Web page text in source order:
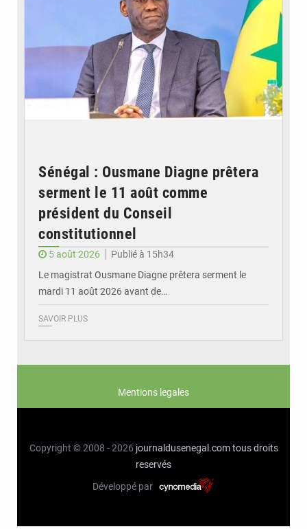
Sénégal : Ousmane Diagne prêtera
serment le 11 août comme
président du Conseil
constitutionnel
5 août 2026
Publié à 15h34
Le magistrat Ousmane Diagne prêtera serment le
mardi 11 août 2026 avant de…
SAVOIR PLUS
Mentions legales
Copyright © 2008 - 2026 journaldusenegal.com tous droits
reservés
Développé par